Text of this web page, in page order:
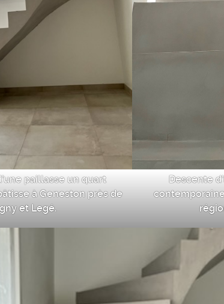
paillasse un quart
à Geneston près de
et Legé.
Descente